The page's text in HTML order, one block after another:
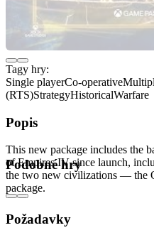
Tagy hry:
Single playerCo-operative
(RTS)StrategyHistoricalWarfare
Popis
This new package includes the
of Empires IV since launch,
the two new civilizations — the
package.
Podobné hry
Požadavky